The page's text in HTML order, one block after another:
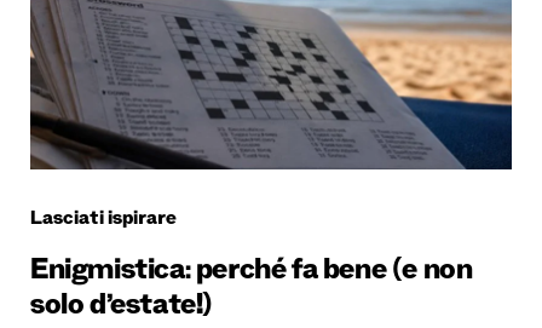
Lasciati ispirare
Enigmistica: perché fa bene (e non
solo d’estate!)